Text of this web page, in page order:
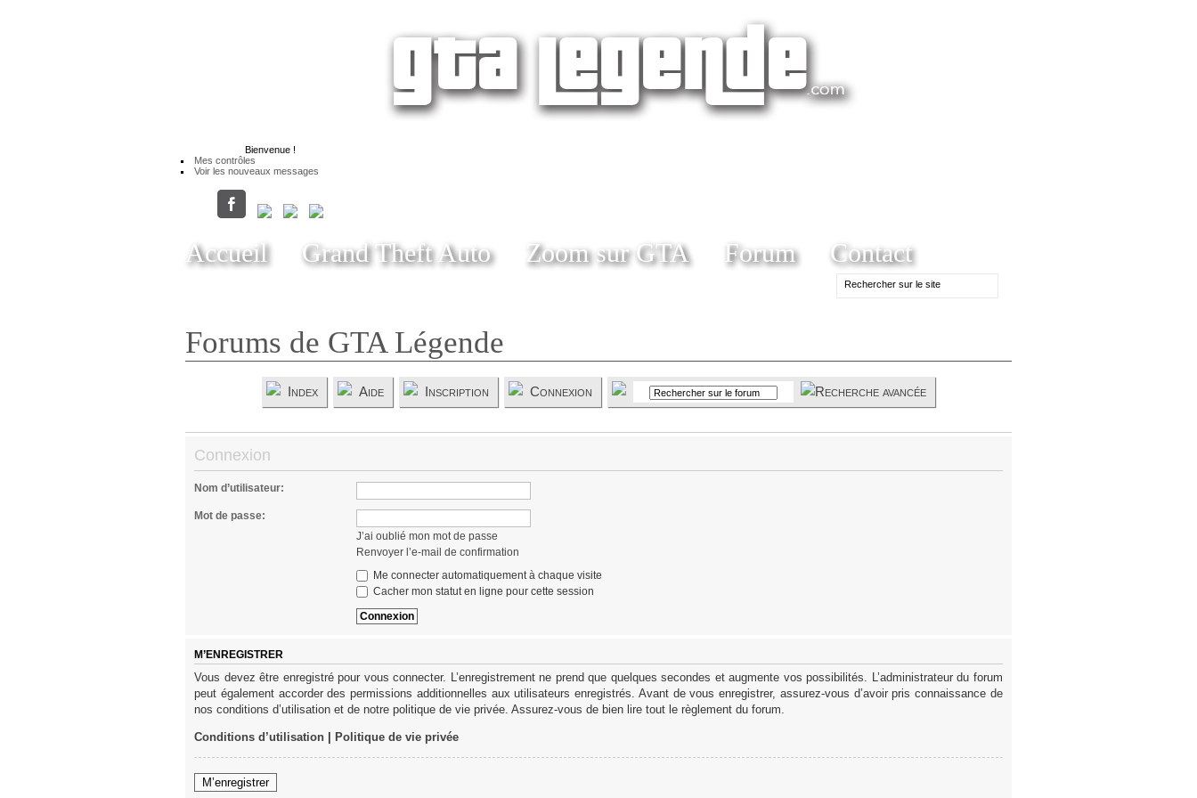
Bienvenue !
Mes contrôles
Voir les nouveaux messages
Accueil Grand Theft Auto Zoom sur GTA Forum Contact
Forums de GTA Légende
Index Aide Inscription Connexion
Connexion
Nom d’utilisateur:
Mot de passe:
J’ai oublié mon mot de passe
Renvoyer l’e-mail de confirmation
Me connecter automatiquement à chaque visite
Cacher mon statut en ligne pour cette session
M’ENREGISTRER
Vous devez être enregistré pour vous connecter. L’enregistrement ne prend que quelques secondes et augmente vos possibilités. L’administrateur du forum
peut également accorder des permissions additionnelles aux utilisateurs enregistrés. Avant de vous enregistrer, assurez-vous d’avoir pris connaissance de
nos conditions d’utilisation et de notre politique de vie privée. Assurez-vous de bien lire tout le règlement du forum.
Conditions d’utilisation Politique de vie privée
M’enregistrer